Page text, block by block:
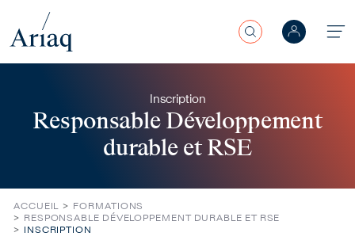
Inscription
Responsable Développement
durable et RSE
ACCUEIL
FORMATIONS
RESPONSABLE DÉVELOPPEMENT DURABLE ET RSE
INSCRIPTION